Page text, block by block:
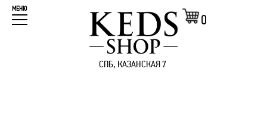
СПБ, КАЗАНСКАЯ 7
МЕНЮ
0